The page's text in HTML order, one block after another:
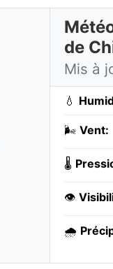
de
Mis à
💧
🌬️ Vent:
🌡️
👁️
🌧️